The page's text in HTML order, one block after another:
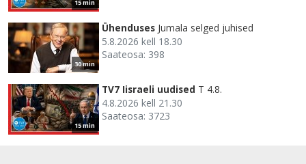
15 min
30 min
Ühenduses Jumala selged juhised
5.8.2026 kell 18.30
Saateosa: 398
15 min
TV7 Iisraeli uudised T 4.8.
4.8.2026 kell 21.30
Saateosa: 3723